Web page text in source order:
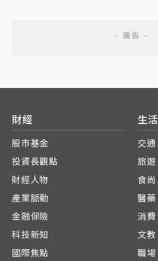
財經
股市基金
投資長觀點
財經人物
產業脈動
金融保險
科技新知
國際焦點
生活
交通
旅遊
食尚
醫藥
消費
文教
職場